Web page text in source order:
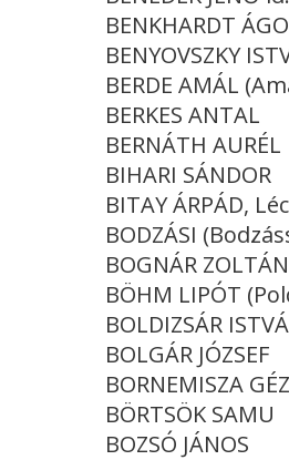
BENKHARDT
BENYOVSZKY
BERDE AMÁL
BERKES ANTAL
BERNÁTH AURÉL
BIHARI SÁNDOR
BITAY ÁRPÁD,
BODZÁSI
BOGNÁR ZOLTÁN
BÖHM LIPÓT
BOLDIZSÁR
BOLGÁR JÓZSEF
BORNEMISZA
BÖRTSÖK SAMU
BOZSÓ JÁNOS